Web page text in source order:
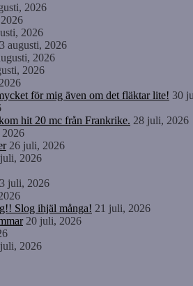
2026
2026
3 augusti, 2026
2026
2026
för mig även om det fläktar lite! 30
hit 20 mc från Frankrike. 28 juli, 2026
26 juli, 2026
2026
juli, 2026
Slog ihjäl många! 21 juli, 2026
20 juli, 2026
2026